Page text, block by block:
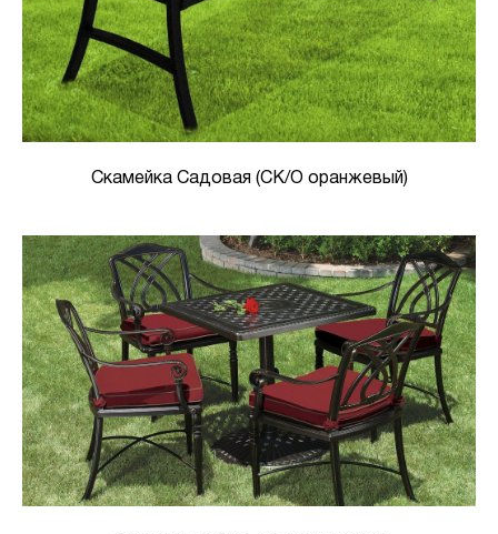
Скамейка Садовая (СК/О оранжевый)